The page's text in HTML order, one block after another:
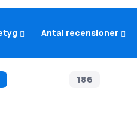
Antal recensioner
186